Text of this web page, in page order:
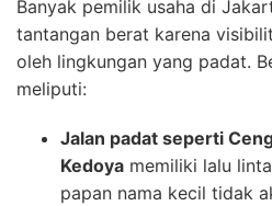
Banyak pemilik usaha di
tantangan berat karena
oleh lingkungan yang padat.
meliputi:
Jalan padat seperti
Kedoya memiliki lalu
papan nama kecil tidak